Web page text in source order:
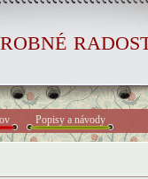
Popisy a návody